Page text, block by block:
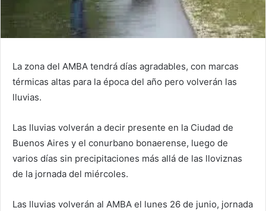
La zona del AMBA tendrá días agradables, con marcas
térmicas altas para la época del año pero volverán las
lluvias.
Las lluvias volverán a decir presente en la Ciudad de
Buenos Aires y el conurbano bonaerense, luego de
varios días sin precipitaciones más allá de las lloviznas
de la jornada del miércoles.
Las lluvias volverán al AMBA el lunes 26 de junio, jornada